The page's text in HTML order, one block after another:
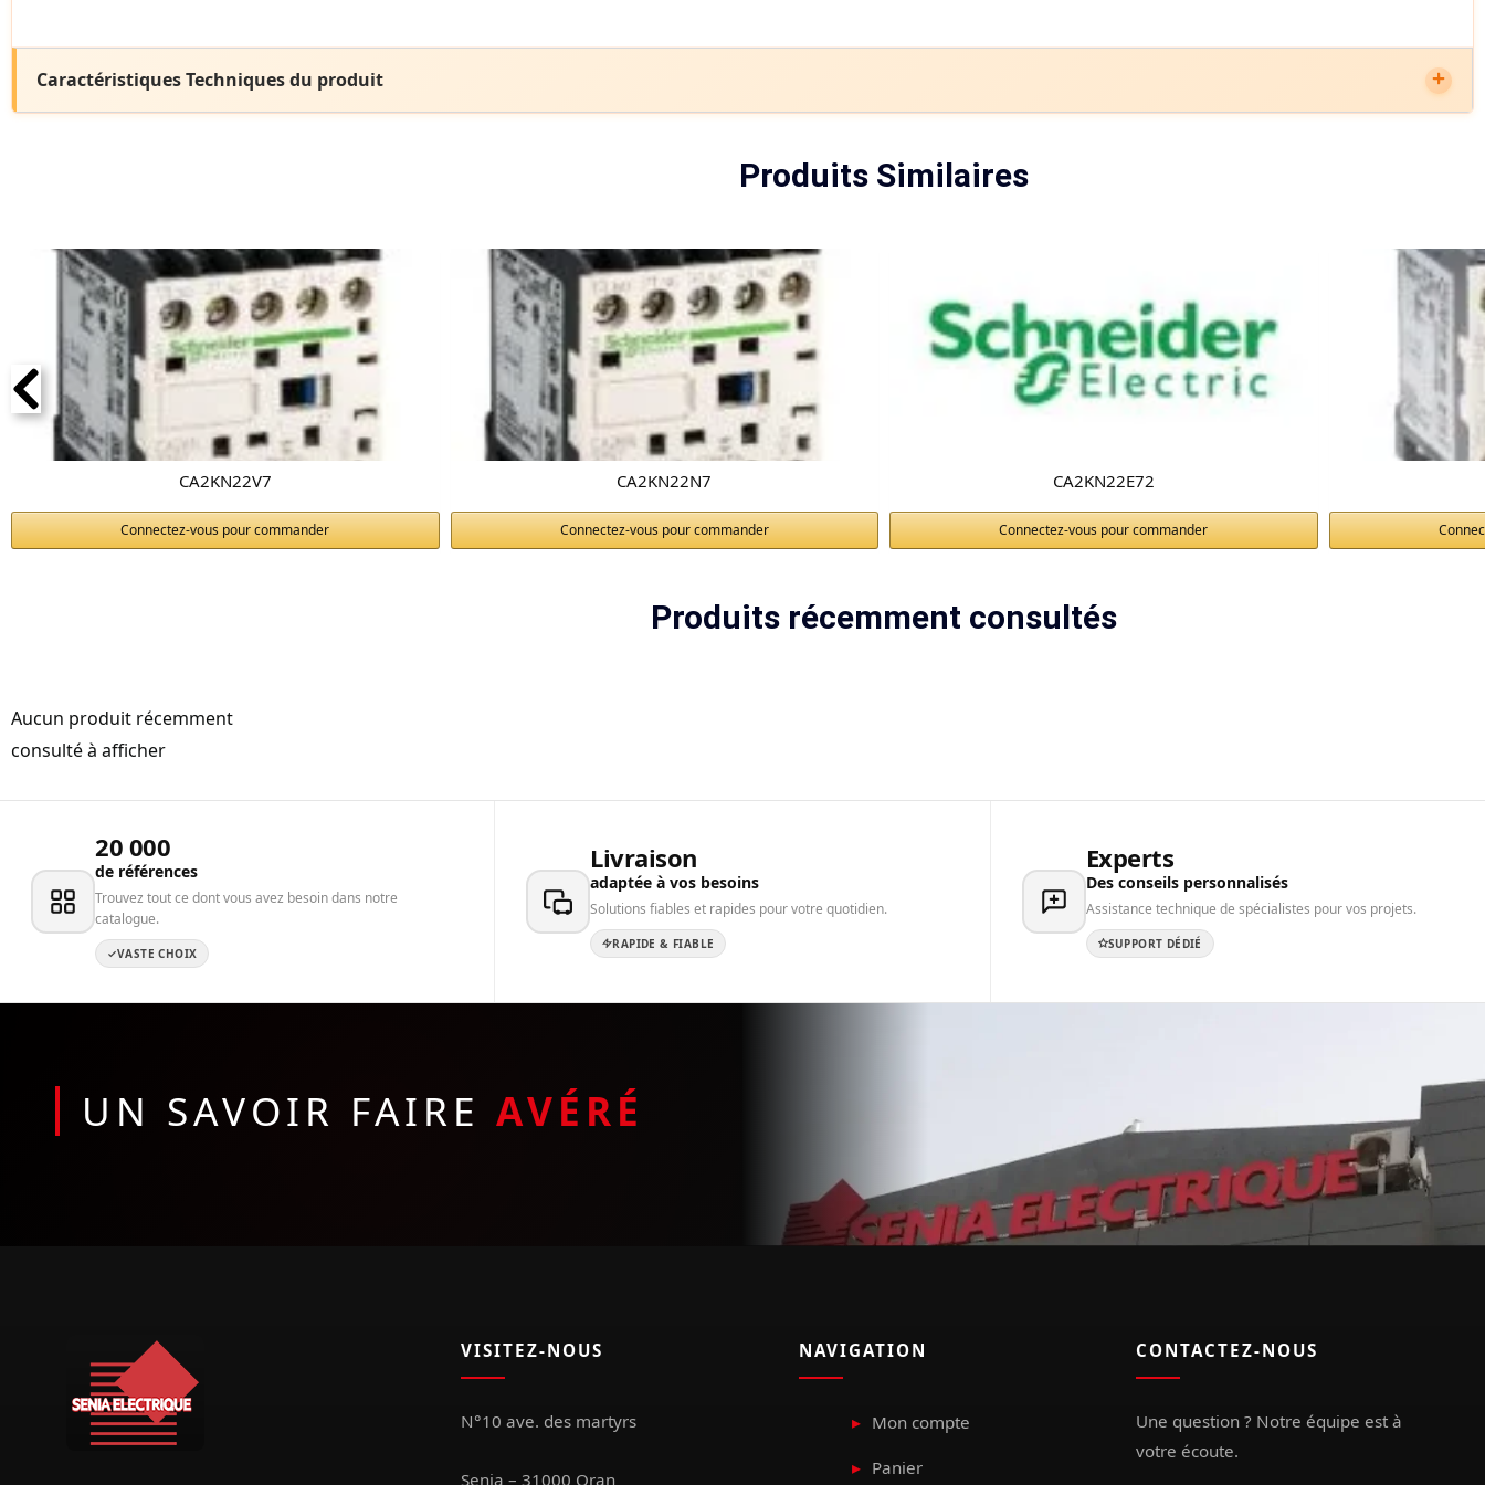
Caractéristiques Techniques du produit
Produits Similaires
CA2KN22V7
Connectez-vous pour commander
CA2KN22N7
Connectez-vous pour commander
CA2KN22E72
Connectez-vous pour commander
Produits récemment consultés
Aucun produit récemment
consulté à afficher
20 000
de références
Trouvez tout ce dont vous avez besoin dans notre
catalogue.
VASTE CHOIX
Livraison
adaptée à vos besoins
Solutions fiables et rapides pour votre quotidien.
RAPIDE & FIABLE
Experts
Des conseils personnalisés
Assistance technique de spécialistes pour vos projets.
SUPPORT DÉDIÉ
UN SAVOIR FAIRE AVÉRÉ
VISITEZ-NOUS
N°10 ave. des martyrs
Senia – 31000 Oran
NAVIGATION
Mon compte
Panier
CONTACTEZ-NOUS
Une question ? Notre équipe est à
votre écoute.